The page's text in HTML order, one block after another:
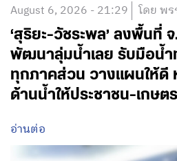
August 6, 2026 - 21:29 โดย พ
‘สุริยะ-วัชระพล’ ลงพื้นที่
พัฒนาลุ่มน้ำเลย รับมือน้
ทุกภาคส่วน วางแผนให้ดี
ด้านน้ำให้ประชาชน-เกษต
อ่านต่อ